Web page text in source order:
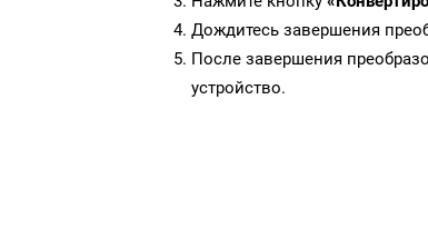
Дождитесь завершения
После завершения
устройство.